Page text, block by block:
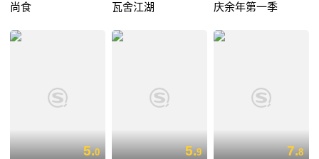
尚食 瓦舍江湖 庆余年第一季
5.0 5.9 7.8